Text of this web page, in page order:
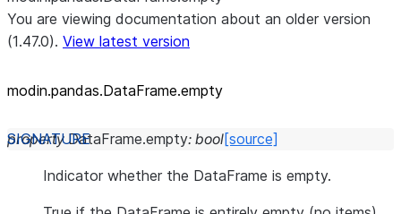
You are viewing documentation about an older version
(1.47.0). View latest version
modin.pandas.DataFrame.empty
property DataFrame.empty: bool[source]
Indicator whether the DataFrame is empty.